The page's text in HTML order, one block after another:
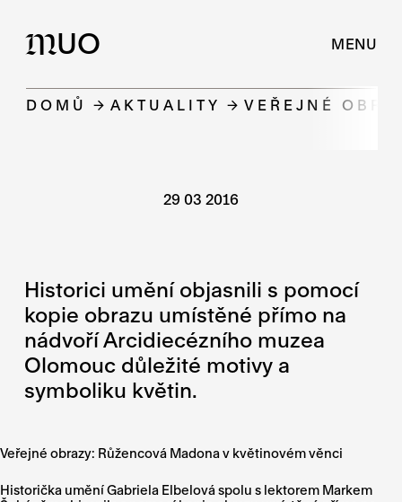
MUO MENU
DOMŮ AKTUALITY VEŘEJNÉ
29 03 2016
Historici umění objasnili s pomocí
kopie obrazu umístěné přímo na
nádvoří Arcidiecézního muzea
Olomouc důležité motivy a
symboliku květin.
Veřejné obrazy: Růžencová Madona v květinovém věnci
Historička umění Gabriela Elbelová spolu s lektorem Markem